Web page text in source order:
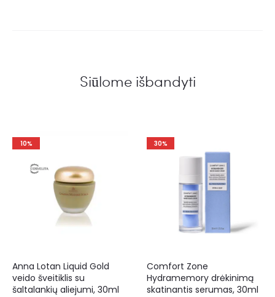
Siūlome išbandyti
10%
Anna Lotan Liquid Gold
veido šveitiklis su
šaltalankių aliejumi, 30ml
30%
Comfort Zone
Hydramemory drėkinimą
skatinantis serumas, 30ml